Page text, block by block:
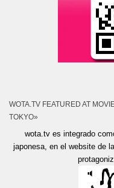
WOTA.TV FEATURED AT
TOKYO»
wota.tv es integrado
japonesa, en el website de